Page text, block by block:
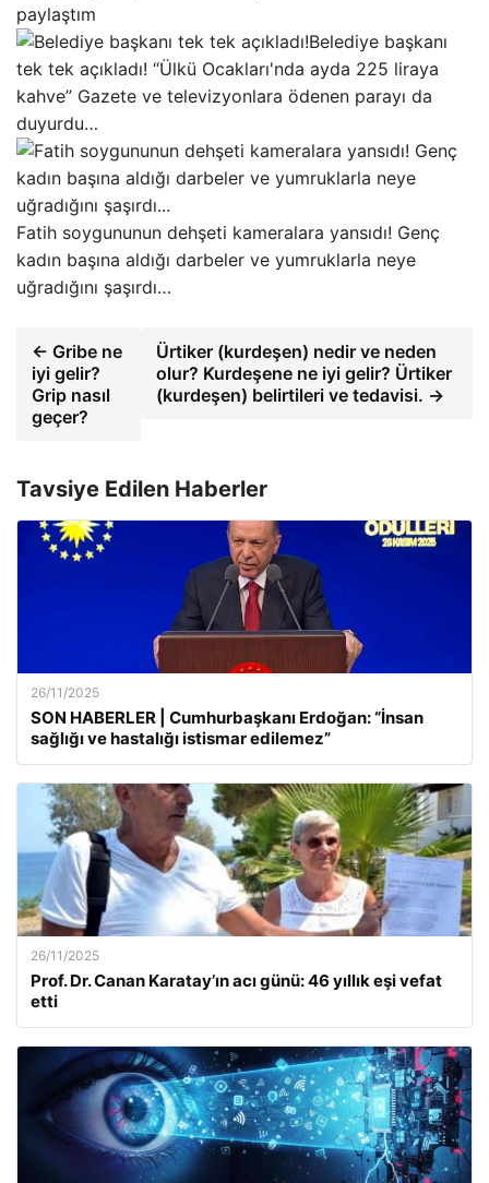
paylaştım
Belediye başkanı
tek tek açıkladı! “Ülkü Ocakları'nda ayda 225 liraya
kahve” Gazete ve televizyonlara ödenen parayı da
duyurdu…
Fatih soygununun dehşeti kameralara yansıdı! Genç
kadın başına aldığı darbeler ve yumruklarla neye
uğradığını şaşırdı…
← Gribe ne
iyi gelir?
Grip nasıl
geçer?
Ürtiker (kurdeşen) nedir ve neden
olur? Kurdeşene ne iyi gelir? Ürtiker
(kurdeşen) belirtileri ve tedavisi. →
Tavsiye Edilen Haberler
26/11/2025
SON HABERLER | Cumhurbaşkanı Erdoğan: “İnsan
sağlığı ve hastalığı istismar edilemez”
26/11/2025
Prof. Dr. Canan Karatay’ın acı günü: 46 yıllık eşi vefat
etti